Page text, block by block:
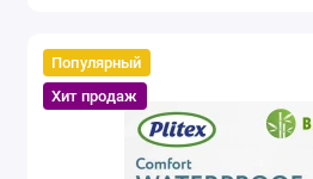
Популярный
Хит продаж